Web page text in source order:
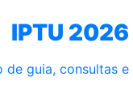
IPTU 2026
de guia, consultas